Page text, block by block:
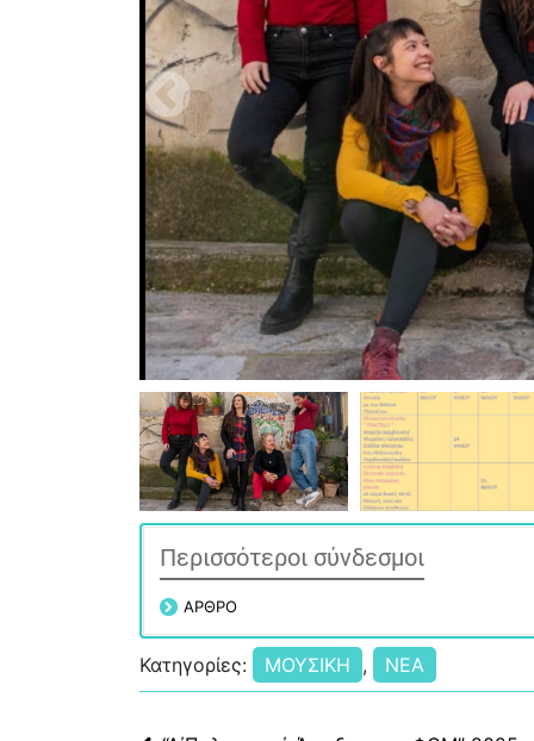
Περισσότεροι σύνδεσμοι
ΑΡΘΡΟ
Κατηγορίες: ΜΟΥΣΙΚΗ , ΝΕΑ